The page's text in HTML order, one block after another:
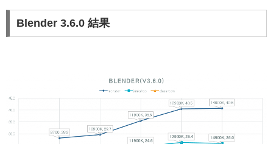
Blender 3.6.0 結果